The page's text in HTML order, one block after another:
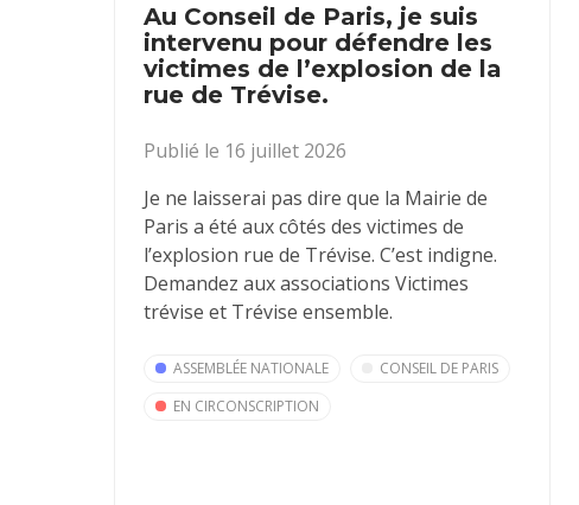
Au Conseil de Paris, je suis
intervenu pour défendre les
victimes de l’explosion de la
rue de Trévise.
Publié le 16 juillet 2026
Je ne laisserai pas dire que la Mairie de
Paris a été aux côtés des victimes de
l’explosion rue de Trévise. C’est indigne.
Demandez aux associations Victimes
trévise et Trévise ensemble.
ASSEMBLÉE NATIONALE
CONSEIL DE PARIS
EN CIRCONSCRIPTION